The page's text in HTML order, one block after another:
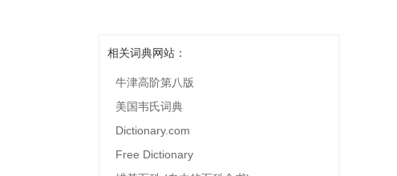
相关词典网站：
牛津高阶第八版
美国韦氏词典
Dictionary.com
Free Dictionary